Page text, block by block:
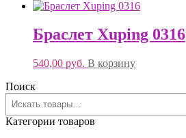
Браслет Xuping 0316
540,00 руб. В корзину
Поиск
Категории товаров